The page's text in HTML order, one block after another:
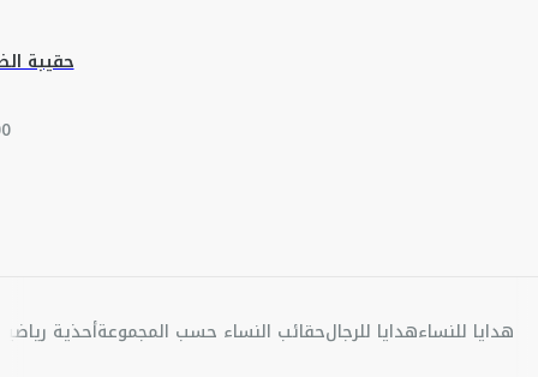
‏16,500.00 ر.س.‏
هدايا للنساءهدايا للرجالحقائب النساء حسب المجموعةأحذية